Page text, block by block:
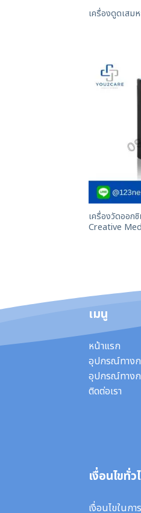
เครื่องดูดเสม
เครื่องวัดออกซิ
Creative
เมนู
หน้าแรก
อุปกรณ์ทาง
อุปกรณ์ทางก
ติดต่อเรา
เงื่อนไขทั่ว
เงื่อนไขในกา